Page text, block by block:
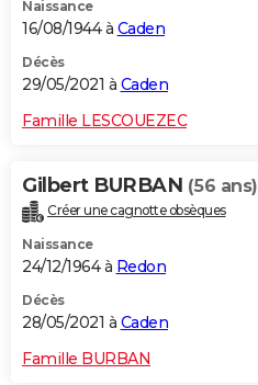
Naissance
16/08/1944 à Caden
Décès
29/05/2021 à Caden
Famille LESCOUEZEC
Gilbert BURBAN (56 ans)
Créer une cagnotte obsèques
Naissance
24/12/1964 à Redon
Décès
28/05/2021 à Caden
Famille BURBAN